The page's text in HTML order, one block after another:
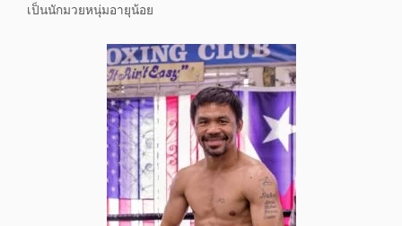
เป็นนักมวยหนุ่มอายุน้อย